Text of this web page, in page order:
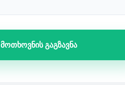
მოთხოვნის გაგზავნა